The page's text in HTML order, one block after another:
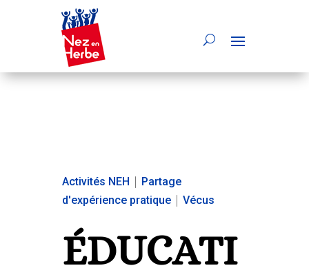
Activités NEH
Partage
d'expérience pratique| Vécus
ÉDUCATI